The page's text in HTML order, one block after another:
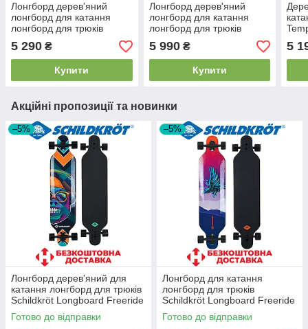
Лонгборд дерев'яний
лонгборд для катання
лонгборд для трюків
Tempish Mini Nautical
ABEC 7 78А навантаження
80 кг
5 290 ₴
Купити
Лонгборд дерев'яний
лонгборд для катання
лонгборд для трюків
Tempish Flow 42 ABEC 7
78А навантаження 100 кг
5 990₴
Купити
22
5
Акційні пропозиції та новинки
–5%
Лонгборд дерев'яний для
катання лонгборд для трюків
Schildkröt Longboard Freeride
41" Cool Chimp 2020
Готово до відправки
–5%
Лонгборд для катання
лонгборд для трюків
Schildkröt Longboard Freeride
41" God Feather 2020v
навантаження 100 кг
Готово до відправки